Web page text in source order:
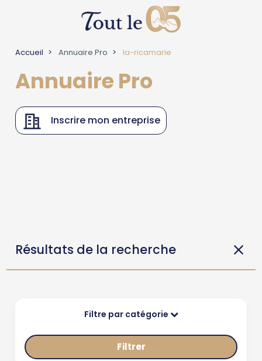
Accueil Annuaire Pro la-ricamarie
Annuaire Pro
Inscrire mon entreprise
Résultats de la recherche
Filtre par catégorie
Filtrer